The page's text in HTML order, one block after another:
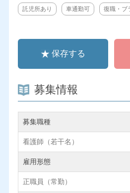
託児所あり 車通勤可 復職・ブ
保存する
募集情報
募集職種
看護師（若干名）
雇用形態
正職員（常勤）